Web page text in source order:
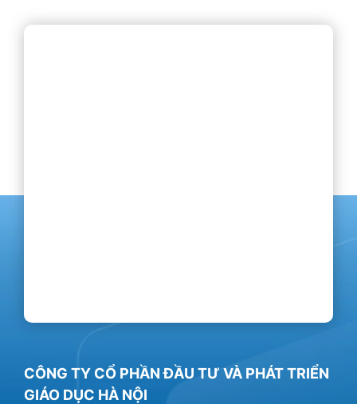
CÔNG TY CỔ PHẦN ĐẦU TƯ VÀ PHÁT TRIỂN
GIÁO DỤC HÀ NỘI